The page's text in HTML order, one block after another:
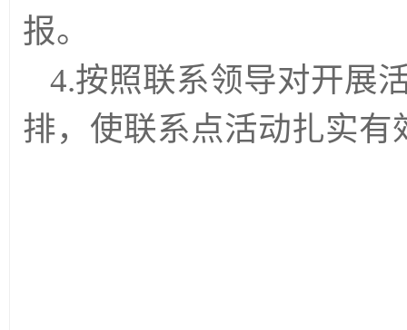
报。
4.按照联系领导对开展
排，使联系点活动扎实有